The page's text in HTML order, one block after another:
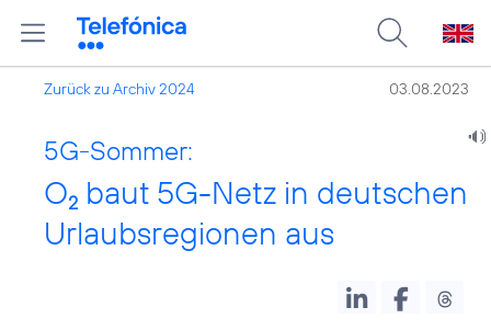
Zurück zu Archiv 2024 03.08.2023
5G-Sommer:
O2 baut 5G-Netz in deutschen
Urlaubsregionen aus